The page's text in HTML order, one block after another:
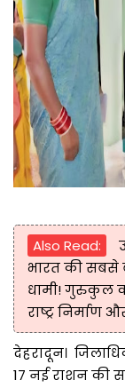
Also Read:
भारत की सबसे
धामी! गुरुकुल
राष्ट्र निर्माण
देहरादून।
17 नई राशन की